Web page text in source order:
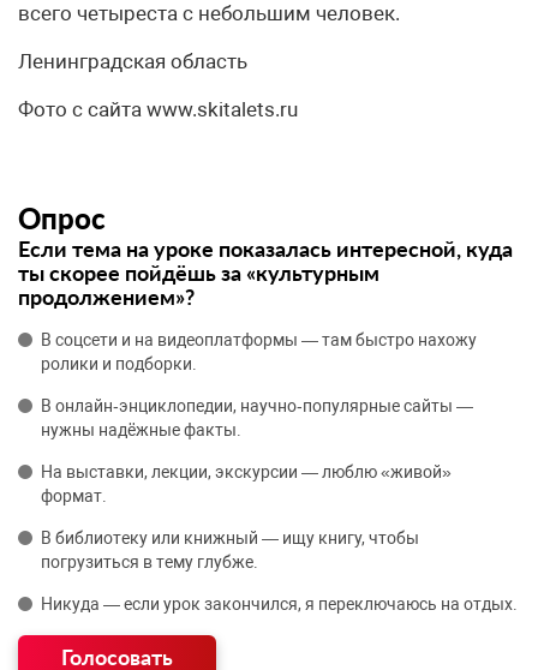
всего четыреста с небольшим человек.
Ленинградская область
Фото с сайта www.skitalets.ru
Опрос
Если тема на уроке показалась интересной, куда
ты скорее пойдёшь за «культурным
продолжением»?
В соцсети и на видеоплатформы — там быстро нахожу
ролики и подборки.
В онлайн‑энциклопедии, научно‑популярные сайты —
нужны надёжные факты.
На выставки, лекции, экскурсии — люблю «живой»
формат.
В библиотеку или книжный — ищу книгу, чтобы
погрузиться в тему глубже.
Никуда — если урок закончился, я переключаюсь на отдых.